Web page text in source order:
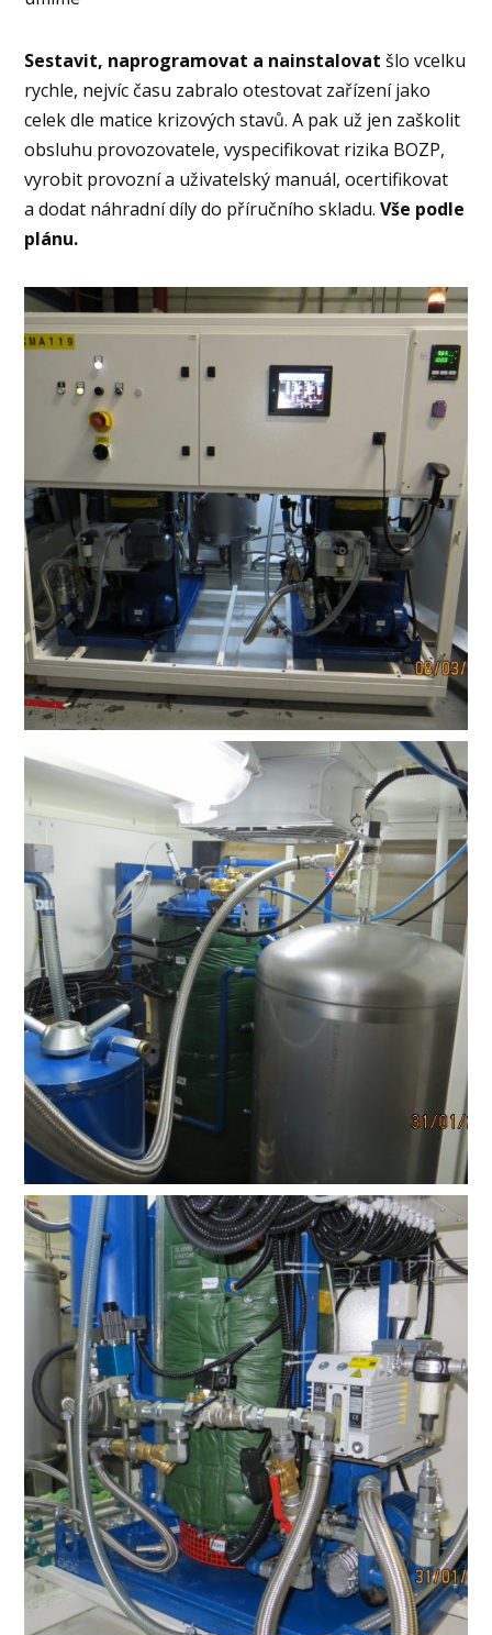
Sestavit, naprogramovat a nainstalovat šlo vcelku
rychle, nejvíc času zabralo otestovat zařízení jako
celek dle matice krizových stavů. A pak už jen zaškolit
obsluhu provozovatele, vyspecifikovat rizika BOZP,
vyrobit provozní a uživatelský manuál, ocertifikovat
a dodat náhradní díly do příručního skladu.Vše podle
plánu.